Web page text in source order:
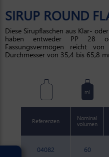
SIRUP ROUND
Diese Sirupflaschen aus Klar-
haben entweder PP 28
Fassungsvermögen reicht
Durchmesser von 35,4 bis 65,8
ml
Referenzen
Nominal
volumen
04082 60